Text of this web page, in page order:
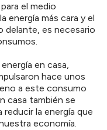
el medio
energía más cara y el
delante, es necesario
en casa,
hace unos
a este consumo
casa también se
la energía que
economía.